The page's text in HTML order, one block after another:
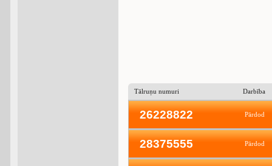
Tālruņu numuri Darbība
26228822 Pārdod
28375555 Pārdod